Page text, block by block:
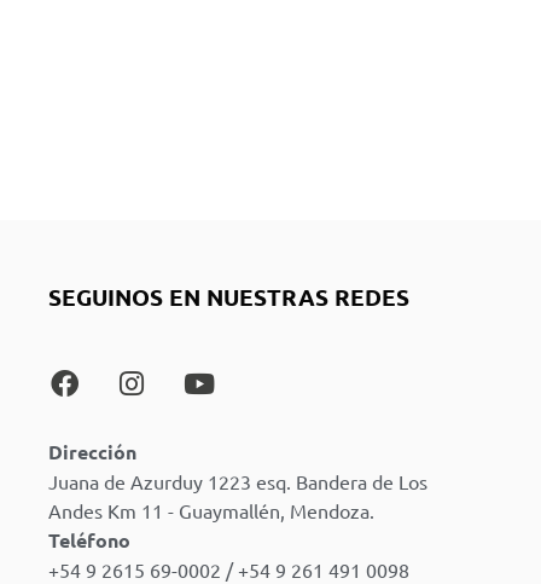
SEGUINOS EN NUESTRAS REDES
Dirección
Juana de Azurduy 1223 esq. Bandera de Los
Andes Km 11 - Guaymallén, Mendoza.
Teléfono
+54 9 2615 69-0002 / +54 9 261 491 0098